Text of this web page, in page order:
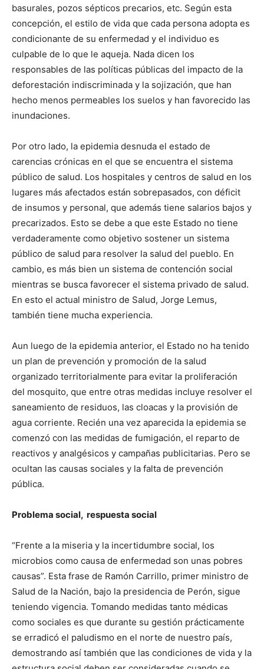
basurales, pozos sépticos precarios, etc. Según esta
concepción, el estilo de vida que cada persona adopta es
condicionante de su enfermedad y el individuo es
culpable de lo que le aqueja. Nada dicen los
responsables de las políticas públicas del impacto de la
deforestación indiscriminada y la sojización, que han
hecho menos permeables los suelos y han favorecido las
inundaciones.
Por otro lado, la epidemia desnuda el estado de
carencias crónicas en el que se encuentra el sistema
público de salud. Los hospitales y centros de salud en los
lugares más afectados están sobrepasados, con déficit
de insumos y personal, que además tiene salarios bajos y
precarizados. Esto se debe a que este Estado no tiene
verdaderamente como objetivo sostener un sistema
público de salud para resolver la salud del pueblo. En
cambio, es más bien un sistema de contención social
mientras se busca favorecer el sistema privado de salud.
En esto el actual ministro de Salud, Jorge Lemus,
también tiene mucha experiencia.
Aun luego de la epidemia anterior, el Estado no ha tenido
un plan de prevención y promoción de la salud
organizado territorialmente para evitar la proliferación
del mosquito, que entre otras medidas incluye resolver el
saneamiento de residuos, las cloacas y la provisión de
agua corriente. Recién una vez aparecida la epidemia se
comenzó con las medidas de fumigación, el reparto de
reactivos y analgésicos y campañas publicitarias. Pero se
ocultan las causas sociales y la falta de prevención
pública.
Problema social, respuesta social
“Frente a la miseria y la incertidumbre social, los
microbios como causa de enfermedad son unas pobres
causas”. Esta frase de Ramón Carrillo, primer ministro de
Salud de la Nación, bajo la presidencia de Perón, sigue
teniendo vigencia. Tomando medidas tanto médicas
como sociales es que durante su gestión prácticamente
se erradicó el paludismo en el norte de nuestro país,
demostrando así también que las condiciones de vida y la